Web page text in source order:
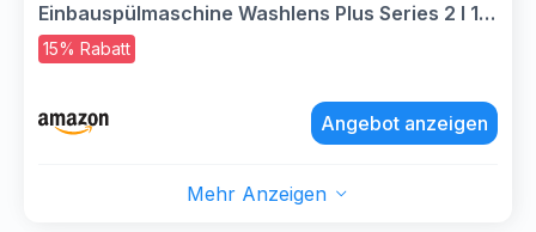
Einbauspülmaschine Washlens Plus Series 2 I 14
Maßgedecke, 5 Programme, automatische
Türöffnung, Besteckschublade, leise I XH
15% Rabatt
Angebot anzeigen
Mehr Anzeigen